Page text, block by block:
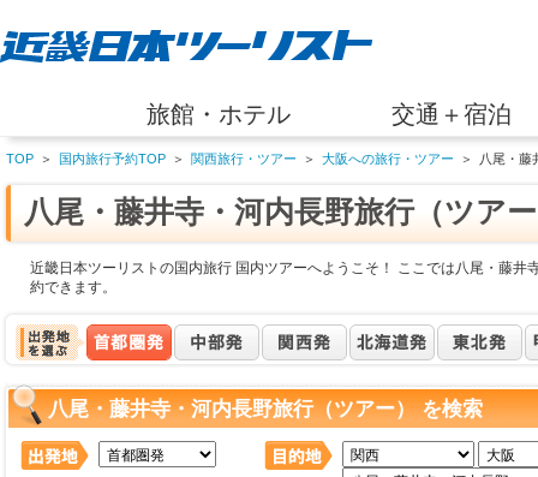
旅館・ホテル 交通＋宿泊
TOP ＞ 国内旅行予約TOP ＞ 関西旅行・ツアー ＞ 大阪への旅行・ツアー ＞ 八尾・藤
八尾・藤井寺・河内長野旅行（ツア
近畿日本ツーリストの国内旅行 国内ツアーへようこそ！ ここでは八尾・藤井
約できます。
八尾・藤井寺・河内長野旅行（ツアー） を検索